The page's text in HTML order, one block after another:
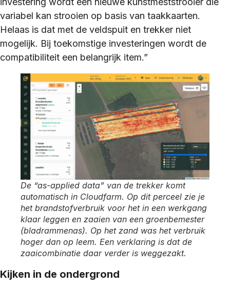
variabel kan strooien op basis van taakkaarten.
Helaas is dat met de veldspuit en trekker niet
mogelijk. Bij toekomstige investeringen wordt de
compatibiliteit een belangrijk item.”
De “as-applied data” van de trekker komt
automatisch in Cloudfarm. Op dit perceel zie je
het brandstofverbruik voor het in een werkgang
klaar leggen en zaaien van een groenbemester
(bladrammenas). Op het zand was het verbruik
hoger dan op leem. Een verklaring is dat de
zaaicombinatie daar verder is weggezakt.
Kijken in de ondergrond